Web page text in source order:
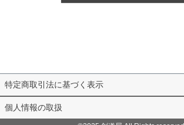
特定商取引法に基づく表示
個人情報の取扱